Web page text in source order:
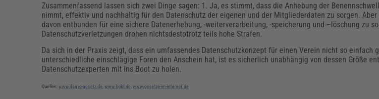
Zusammenfassend lassen sich zwei Dinge sagen: 1. Ja, es stimmt, dass die Anhebung der
nimmt, effektiv und nachhaltig für den Datenschutz der eigenen und der Mitgliederdaten zu sorgen.
davon entbunden für eine sichere Datenerhebung, -weiterverarbeitung, -speicherung und –löschung zu
Datenschutzverletzungen drohen nichtsdestotrotz teils hohe Strafen.
Da sich in der Praxis zeigt, dass ein umfassendes Datenschutzkonzept für einen Verein nicht so einfach
unterschiedliche einschlägige Foren den Anschein hat, ist es sicherlich unabhängig von dessen Größe
Datenschutzexperten mit ins Boot zu holen.
Quellen:www.dsgvo-gesetz.de ,www.bgbl.de ,www.gesetze-im-internet.de